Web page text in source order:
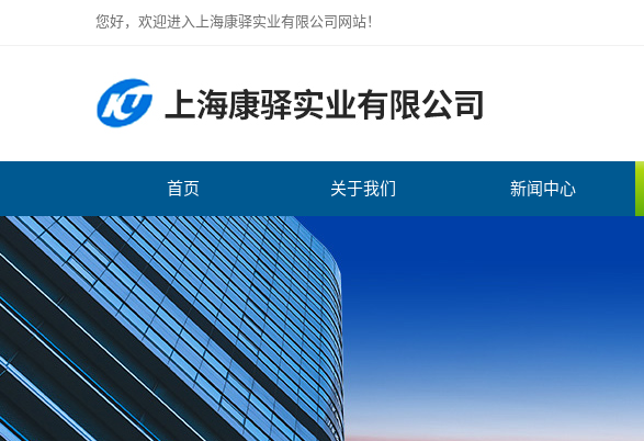
您好，欢迎进入上海康驿实业有限公司网站！
首页 关于我们 新闻中心